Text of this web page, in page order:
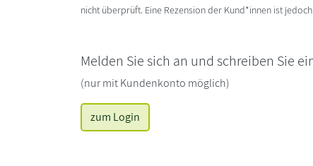
nicht überprüft. Eine Rezension der Kund*innen ist
Melden Sie sich an und schreiben Sie
(nur mit Kundenkonto möglich)
zum Login